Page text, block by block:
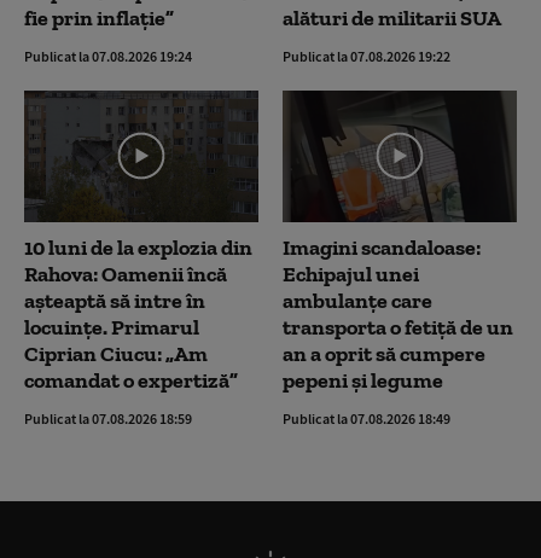
fie prin inflație”
Publicat la 07.08.2026 19:24
alături de militarii SUA
Publicat la 07.08.2026 19:22
10 luni de la explozia din
Rahova: Oamenii încă
așteaptă să intre în
locuințe. Primarul
Ciprian Ciucu: „Am
comandat o expertiză”
Publicat la 07.08.2026 18:59
Imagini scandaloase:
Echipajul unei
ambulanțe care
transporta o fetiță de un
an a oprit să cumpere
pepeni și legume
Publicat la 07.08.2026 18:49